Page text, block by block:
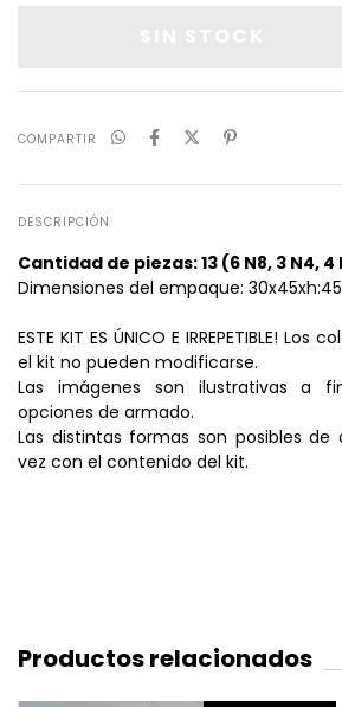
COMPARTIR
DESCRIPCIÓN
Cantidad de piezas: 13 (6 N8, 3 N4, 4
Dimensiones del empaque:
ESTE KIT ES ÚNICO E IRREPETIBLE!
el kit no pueden modificarse.
Las imágenes son ilustrativas a
opciones de armado.
Las distintas formas son posibles
vez con el contenido del kit.
Productos relacionados